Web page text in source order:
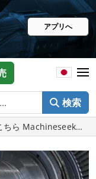
アプリへ
検索
ちら